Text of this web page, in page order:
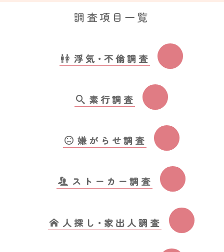
調査項目一覧
浮気･不倫調査
素行調査
嫌がらせ調査
ストーカー調査
人探し･家出人調査